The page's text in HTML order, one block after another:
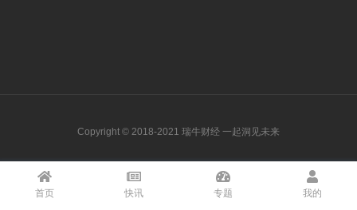
Copyright © 2018-2021 瑞牛财经 一起洞见未来
首页 快讯 专题 我的